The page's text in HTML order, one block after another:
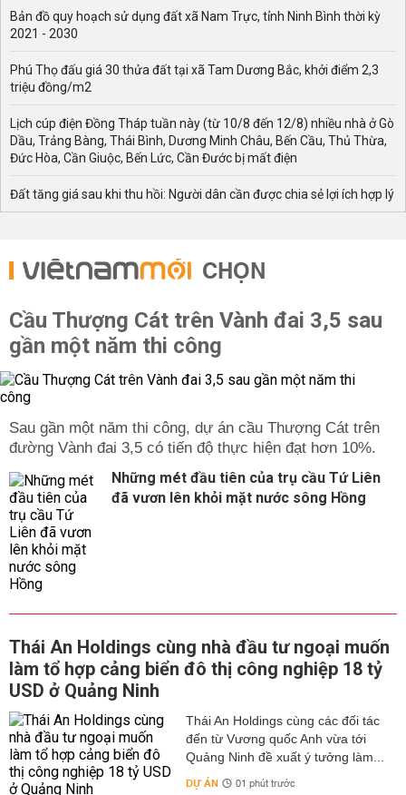
Bản đồ quy hoạch sử dụng đất xã Nam Trực, tỉnh Ninh Bình thời kỳ
2021 - 2030
Phú Thọ đấu giá 30 thửa đất tại xã Tam Dương Bắc, khởi điểm 2,3
triệu đồng/m2
Lịch cúp điện Đồng Tháp tuần này (từ 10/8 đến 12/8) nhiều nhà ở Gò
Dầu, Trảng Bàng, Thái Bình, Dương Minh Châu, Bến Cầu, Thủ Thừa,
Đức Hòa, Cần Giuộc, Bến Lức, Cần Đước bị mất điện
Đất tăng giá sau khi thu hồi: Người dân cần được chia sẻ lợi ích hợp lý
CHỌN
Cầu Thượng Cát trên Vành đai 3,5 sau
gần một năm thi công
Sau gần một năm thi công, dự án cầu Thượng Cát trên
đường Vành đai 3,5 có tiến độ thực hiện đạt hơn 10%.
Những mét đầu tiên của trụ cầu Tứ Liên
đã vươn lên khỏi mặt nước sông Hồng
Thái An Holdings cùng nhà đầu tư ngoại muốn
làm tổ hợp cảng biển đô thị công nghiệp 18 tỷ
USD ở Quảng Ninh
Thái An Holdings cùng các đối tác
đến từ Vương quốc Anh vừa tới
Quảng Ninh đề xuất ý tưởng làm...
DỰ ÁN 01 phút trước